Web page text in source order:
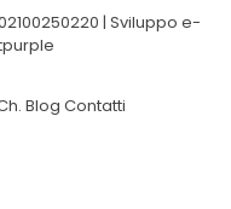
| Sviluppo e-
Blog Contatti